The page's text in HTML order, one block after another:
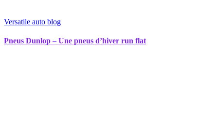
Versatile auto blog
Pneus Dunlop – Une pneus d’hiver run flat